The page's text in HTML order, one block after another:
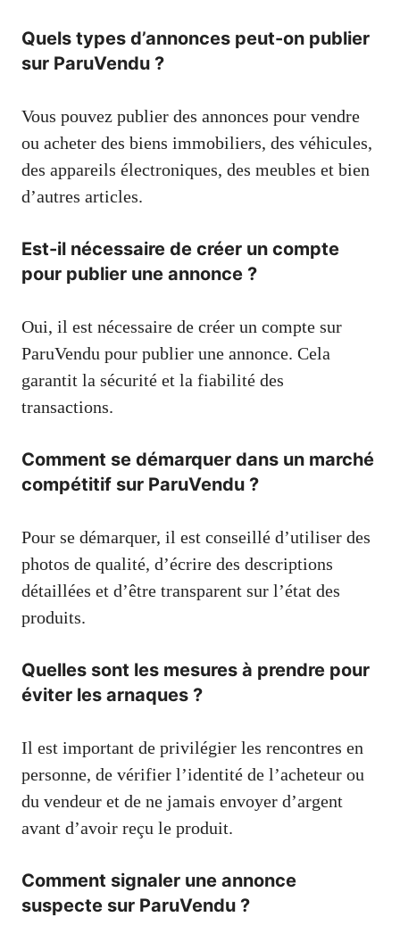
Quels types d’annonces peut-on publier
sur ParuVendu ?
Vous pouvez publier des annonces pour vendre
ou acheter des biens immobiliers, des véhicules,
des appareils électroniques, des meubles et bien
d’autres articles.
Est-il nécessaire de créer un compte
pour publier une annonce ?
Oui, il est nécessaire de créer un compte sur
ParuVendu pour publier une annonce. Cela
garantit la sécurité et la fiabilité des
transactions.
Comment se démarquer dans un marché
compétitif sur ParuVendu ?
Pour se démarquer, il est conseillé d’utiliser des
photos de qualité, d’écrire des descriptions
détaillées et d’être transparent sur l’état des
produits.
Quelles sont les mesures à prendre pour
éviter les arnaques ?
Il est important de privilégier les rencontres en
personne, de vérifier l’identité de l’acheteur ou
du vendeur et de ne jamais envoyer d’argent
avant d’avoir reçu le produit.
Comment signaler une annonce
suspecte sur ParuVendu ?